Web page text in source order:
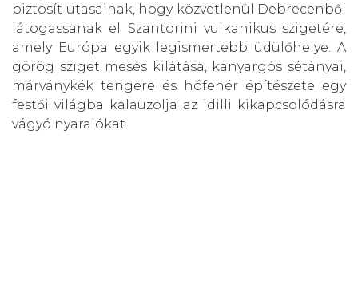
biztosít utasainak, hogy közvetlenül Debrecenből
látogassanak el Szantorini vulkanikus szigetére,
amely Európa egyik legismertebb üdülőhelye. A
görög sziget mesés kilátása, kanyargós sétányai,
márványkék tengere és hófehér építészete egy
festői világba kalauzolja az idilli kikapcsolódásra
vágyó nyaralókat.